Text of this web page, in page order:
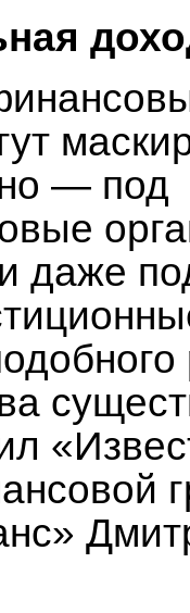
— под
даже